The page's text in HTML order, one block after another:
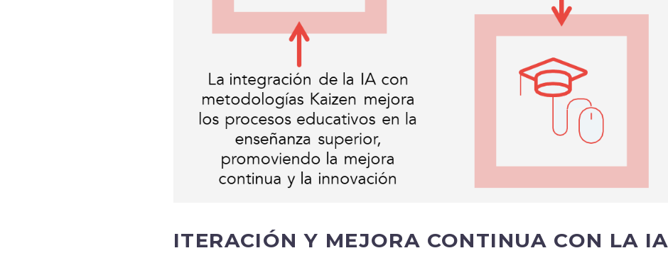
ITERACIÓN Y MEJORA CONTINUA CON LA IA